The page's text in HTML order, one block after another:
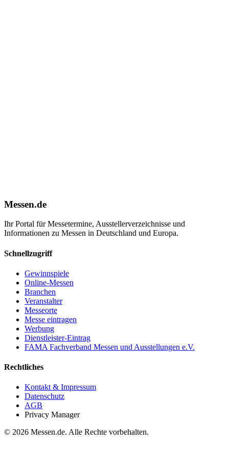
Messen.de
Ihr Portal für Messetermine, Ausstellerverzeichnisse und
Informationen zu Messen in Deutschland und Europa.
Schnellzugriff
Gewinnspiele
Online-Messen
Branchen
Veranstalter
Messeorte
Messe eintragen
Werbung
Dienstleister-Eintrag
FAMA Fachverband Messen und Ausstellungen e.V.
Rechtliches
Kontakt & Impressum
Datenschutz
AGB
Privacy Manager
© 2026 Messen.de. Alle Rechte vorbehalten.